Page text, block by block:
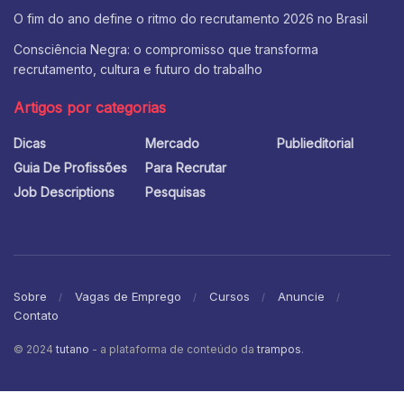
O fim do ano define o ritmo do recrutamento 2026 no Brasil
Consciência Negra: o compromisso que transforma
recrutamento, cultura e futuro do trabalho
Artigos por categorias
Dicas
Guia De Profissões
Job Descriptions
Mercado
Para Recrutar
Pesquisas
Publieditorial
Sobre Vagas de Emprego Cursos
Anuncie
Contato
© 2024 tutano - a plataforma de conteúdo da trampos.